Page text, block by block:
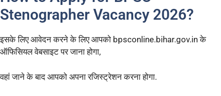
Stenographer Vacancy 2026?
इसके लिए आवेदन करने के लिए आपको bpsconline.bihar.gov.in के
ऑफिसियल वेबसाइट पर जाना होगा,
वहां जाने के बाद आपको अपना रजिस्ट्रेशन करना होगा.